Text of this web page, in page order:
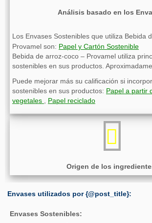
Análisis basado en los
Los Envases Sostenibles que utiliza Bebida
Provamel son: Papel y Cartón Sostenible
Bebida de arroz-coco – Provamel utiliza
sostenibles en sus productos.
Puede mejorar más su calificación si
sostenibles en sus productos: Papel a partir
vegetales , Papel reciclado
Origen de los
Envases utilizados por {@post_title}:
Envases Sostenibles: